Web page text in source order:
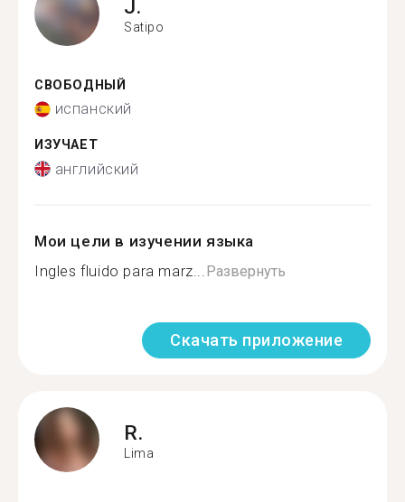
J.
Satipo
СВОБОДНЫЙ
испанский
ИЗУЧАЕТ
английский
Мои цели в изучении языка
Ingles fluido para marz... Развернуть
Скачать приложение
R.
Lima